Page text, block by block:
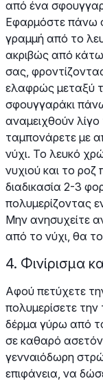
από ένα
Εφαρμόστε πάνω
γραμμή από το
ακριβώς από κάτω
σας,
ελαφρώς μεταξύ
σφουγγαράκι
αναμειχθούν
ταμπονάρετε με
νύχι. Το λευκό
νυχιού και το
διαδικασία 2-3
πολυμερίζοντας
Μην ανησυχείτε
από το νύχι, θα
4. Φινίρισμα
Αφού πετύχετε
πολυμερίσετε
δέρμα γύρω από
σε καθαρό ασετόν
γενναιόδωρη
επιφάνεια, να